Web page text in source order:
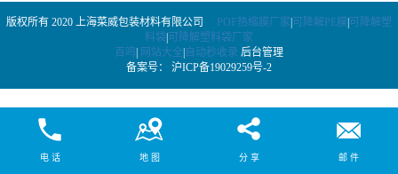
版权所有 2020 上海菜威包装材料有限公司 POF热缩膜厂家 可降解PE膜 可降解塑
料袋 可降解塑料袋厂家
百鸣 网站大全 自动秒收录 后台管理
备案号：
沪ICP备19029259号-2
电 话 地 图 分 享 邮 件